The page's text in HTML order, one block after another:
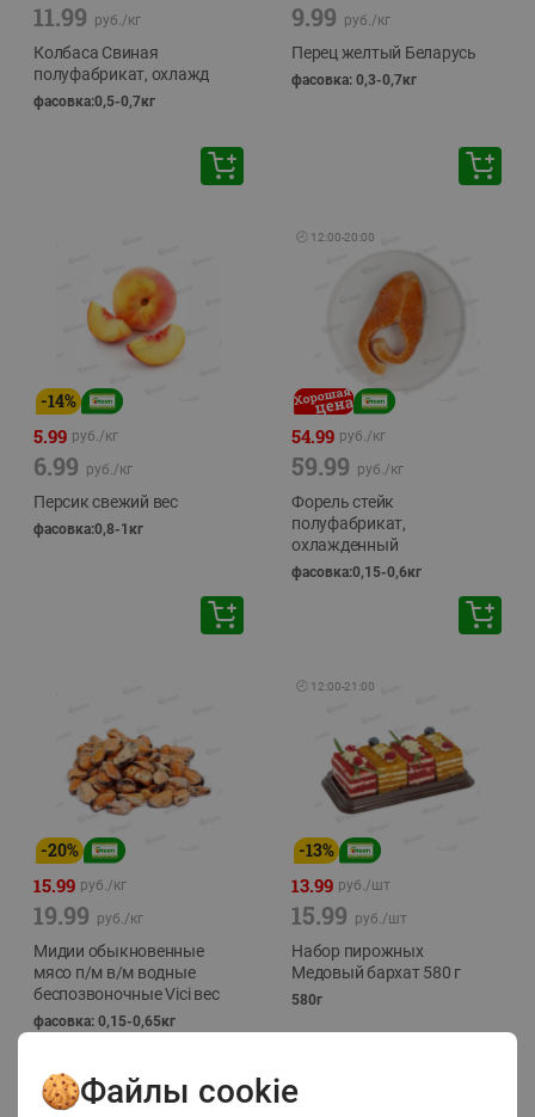
11.99 руб./кг
Колбаса Свиная
полуфабрикат, охлажд
фасовка:0,5-0,7кг
9.99 руб./кг
Перец желтый Беларусь
фасовка: 0,3-0,7кг
-14%
5.99 руб./кг
6.99 руб./кг
Персик свежий вес
фасовка:0,8-1кг
🕘 12:00-20:00
54.99 руб./кг
59.99 руб./кг
Форель стейк
полуфабрикат,
охлажденный
фасовка:0,15-0,6кг
-20%
15.99 руб./кг
19.99 руб./кг
Мидии обыкновенные
мясо п/м в/м водные
беспозвоночные Vici вес
фасовка: 0,15-0,65кг
🕘 12:00-21:00
-13%
13.99 руб./шт
15.99 руб./шт
Набор пирожных
Медовый бархат 580 г
580г
Файлы cookie